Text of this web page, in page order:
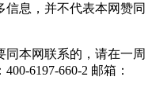
信息，并不代表本网赞同
同本网联系的，请在一周
6197-660-2 邮箱：